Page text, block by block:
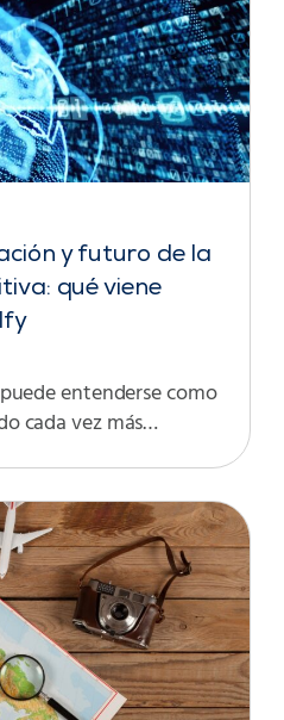
y futuro de la
qué viene
entenderse como
cada vez más…